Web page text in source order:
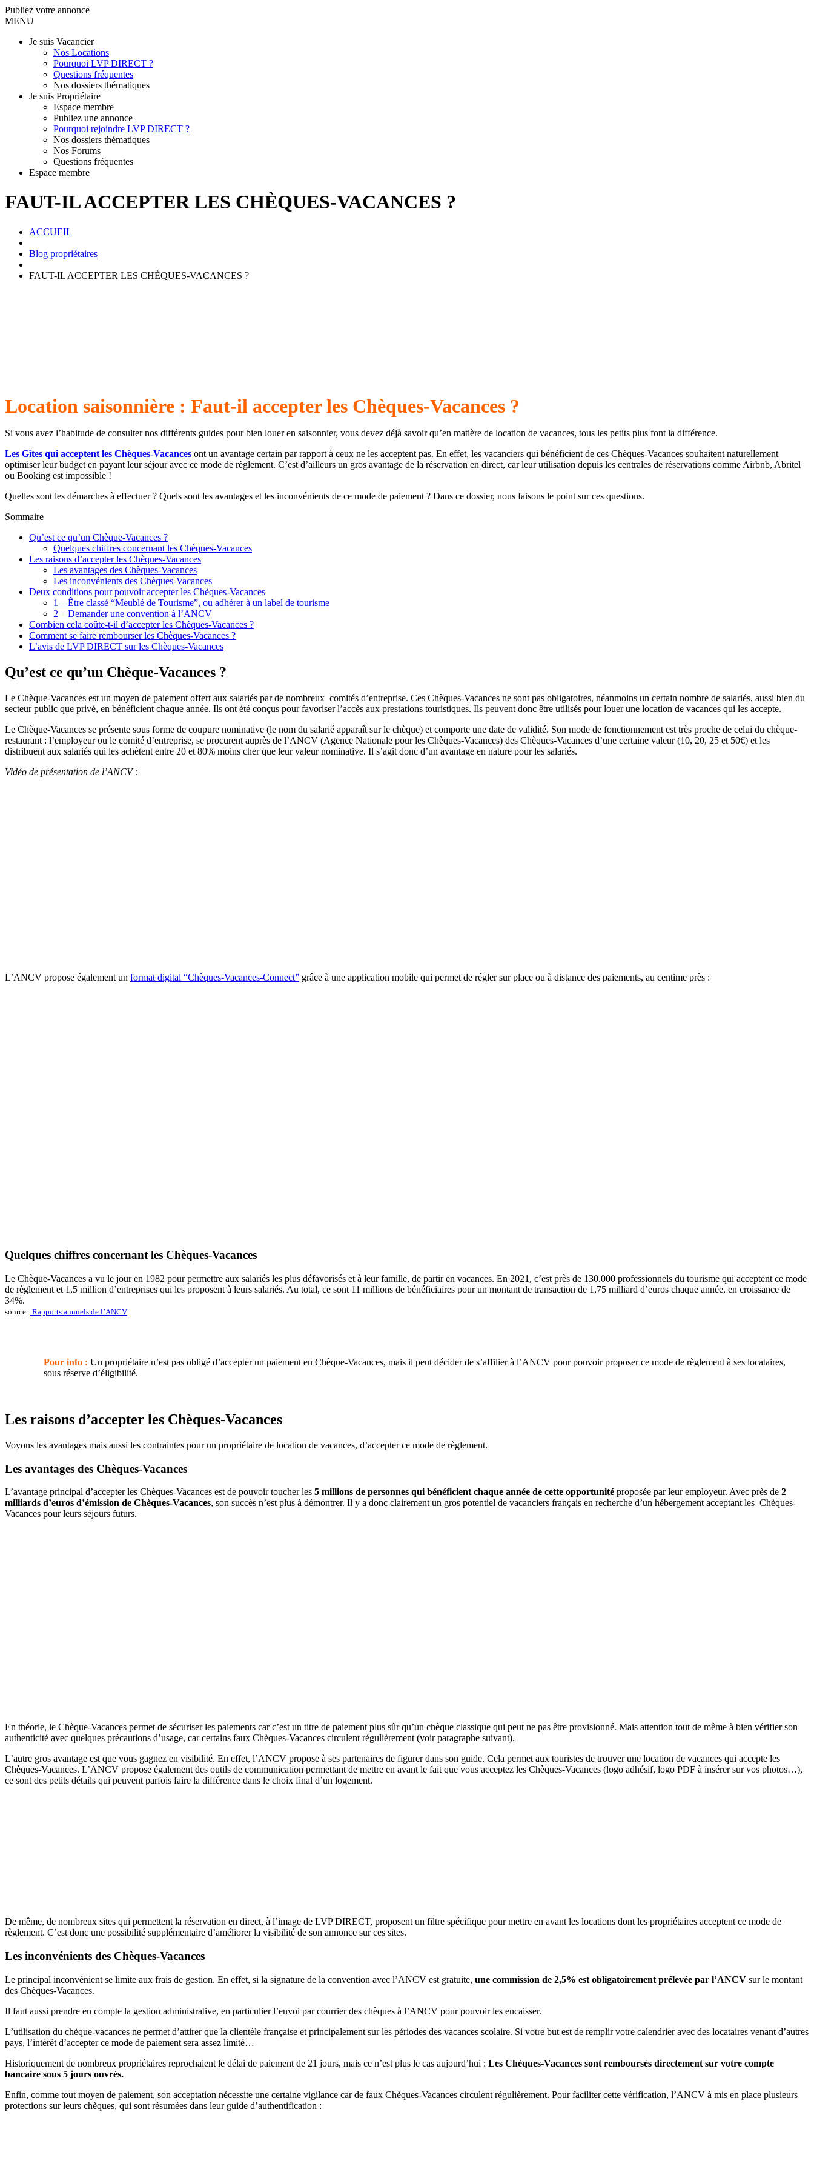
Publiez votre annonce
MENU
Je suis Vacancier
Nos Locations
Pourquoi LVP DIRECT ?
Questions fréquentes
Nos dossiers thématiques
Je suis Propriétaire
Espace membre
Publiez une annonce
Pourquoi rejoindre LVP DIRECT ?
Nos dossiers thématiques
Nos Forums
Questions fréquentes
Espace membre
FAUT-IL ACCEPTER LES CHÈQUES-VACANCES ?
ACCUEIL
Blog propriétaires
FAUT-IL ACCEPTER LES CHÈQUES-VACANCES ?
Location saisonnière : Faut-il accepter les Chèques-Vacances ?
Si vous avez l’habitude de consulter nos différents guides pour bien louer en saisonnier, vous devez déjà savoir qu’en matière de location de vacances, tous les petits plus font la différence.
Les Gîtes qui acceptent les Chèques-Vacances ont un avantage certain par rapport à ceux ne les acceptent pas. En effet, les vacanciers qui bénéficient de ces Chèques-Vacances souhaitent naturellement
optimiser leur budget en payant leur séjour avec ce mode de règlement. C’est d’ailleurs un gros avantage de la réservation en direct, car leur utilisation depuis les centrales de réservations comme Airbnb, Abritel
ou Booking est impossible !
Quelles sont les démarches à effectuer ? Quels sont les avantages et les inconvénients de ce mode de paiement ? Dans ce dossier, nous faisons le point sur ces questions.
Sommaire
Qu’est ce qu’un Chèque-Vacances ?
Quelques chiffres concernant les Chèques-Vacances
Les raisons d’accepter les Chèques-Vacances
Les avantages des Chèques-Vacances
Les inconvénients des Chèques-Vacances
Deux conditions pour pouvoir accepter les Chèques-Vacances
1 – Être classé “Meublé de Tourisme”, ou adhérer à un label de tourisme
2 – Demander une convention à l’ANCV
Combien cela coûte-t-il d’accepter les Chèques-Vacances ?
Comment se faire rembourser les Chèques-Vacances ?
L’avis de LVP DIRECT sur les Chèques-Vacances
Qu’est ce qu’un Chèque-Vacances ?
Le Chèque-Vacances est un moyen de paiement offert aux salariés par de nombreux comités d’entreprise. Ces Chèques-Vacances ne sont pas obligatoires, néanmoins un certain nombre de salariés, aussi bien du
secteur public que privé, en bénéficient chaque année. Ils ont été conçus pour favoriser l’accès aux prestations touristiques. Ils peuvent donc être utilisés pour louer une location de vacances qui les accepte.
Le Chèque-Vacances se présente sous forme de coupure nominative (le nom du salarié apparaît sur le chèque) et comporte une date de validité. Son mode de fonctionnement est très proche de celui du chèque-
restaurant : l’employeur ou le comité d’entreprise, se procurent auprès de l’ANCV (Agence Nationale pour les Chèques-Vacances) des Chèques-Vacances d’une certaine valeur (10, 20, 25 et 50€) et les
distribuent aux salariés qui les achètent entre 20 et 80% moins cher que leur valeur nominative. Il s’agit donc d’un avantage en nature pour les salariés.
Vidéo de présentation de l’ANCV:
L’ANCV propose également un format digital “Chèques-Vacances-Connect” grâce à une application mobile qui permet de régler sur place ou à distance des paiements, au centime près :
Quelques chiffres concernant les Chèques-Vacances
Le Chèque-Vacances a vu le jour en 1982 pour permettre aux salariés les plus défavorisés et à leur famille, de partir en vacances. En 2021, c’est près de 130.000 professionnels du tourisme qui acceptent ce mode
de règlement et 1,5 million d’entreprises qui les proposent à leurs salariés. Au total, ce sont 11 millions de bénéficiaires pour un montant de transaction de 1,75 milliard d’euros chaque année, en croissance de
34%.
source : Rapports annuels de l’ANCV
Pour info : Un propriétaire n’est pas obligé d’accepter un paiement en Chèque-Vacances, mais il peut décider de s’affilier à l’ANCV pour pouvoir proposer ce mode de règlement à ses locataires,
sous réserve d’éligibilité.
Les raisons d’accepter les Chèques-Vacances
Voyons les avantages mais aussi les contraintes pour un propriétaire de location de vacances, d’accepter ce mode de règlement.
Les avantages des Chèques-Vacances
L’avantage principal d’accepter les Chèques-Vacances est de pouvoir toucher les 5 millions de personnes qui bénéficient chaque année de cette opportunité proposée par leur employeur. Avec près de 2
milliards d’euros d’émission de Chèques-Vacances, son succès n’est plus à démontrer. Il y a donc clairement un gros potentiel de vacanciers français en recherche d’un hébergement acceptant les Chèques-
Vacances pour leurs séjours futurs.
En théorie, le Chèque-Vacances permet de sécuriser les paiements car c’est un titre de paiement plus sûr qu’un chèque classique qui peut ne pas être provisionné. Mais attention tout de même à bien vérifier son
authenticité avec quelques précautions d’usage, car certains faux Chèques-Vacances circulent régulièrement (voir paragraphe suivant).
L’autre gros avantage est que vous gagnez en visibilité. En effet, l’ANCV propose à ses partenaires de figurer dans son guide. Cela permet aux touristes de trouver une location de vacances qui accepte les
Chèques-Vacances. L’ANCV propose également des outils de communication permettant de mettre en avant le fait que vous acceptez les Chèques-Vacances (logo adhésif, logo PDF à insérer sur vos photos…),
ce sont des petits détails qui peuvent parfois faire la différence dans le choix final d’un logement.
De même, de nombreux sites qui permettent la réservation en direct, à l’image de LVP DIRECT, proposent un filtre spécifique pour mettre en avant les locations dont les propriétaires acceptent ce mode de
règlement. C’est donc une possibilité supplémentaire d’améliorer la visibilité de son annonce sur ces sites.
Les inconvénients des Chèques-Vacances
Le principal inconvénient se limite aux frais de gestion. En effet, si la signature de la convention avec l’ANCV est gratuite, une commission de 2,5% est obligatoirement prélevée par l’ANCV sur le montant
des Chèques-Vacances.
Il faut aussi prendre en compte la gestion administrative, en particulier l’envoi par courrier des chèques à l’ANCV pour pouvoir les encaisser.
L’utilisation du chèque-vacances ne permet d’attirer que la clientèle française et principalement sur les périodes des vacances scolaire. Si votre but est de remplir votre calendrier avec des locataires venant d’autres
pays, l’intérêt d’accepter ce mode de paiement sera assez limité…
Historiquement de nombreux propriétaires reprochaient le délai de paiement de 21 jours, mais ce n’est plus le cas aujourd’hui : Les Chèques-Vacances sont remboursés directement sur votre compte
bancaire sous 5 jours ouvrés.
Enfin, comme tout moyen de paiement, son acceptation nécessite une certaine vigilance car de faux Chèques-Vacances circulent régulièrement. Pour faciliter cette vérification, l’ANCV à mis en place plusieurs
protections sur leurs chèques, qui sont résumées dans leur guide d’authentification :